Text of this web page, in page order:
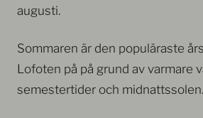
augusti.
Sommaren är den populäraste
Lofoten på på grund av varmare
semestertider och midnattssolen.